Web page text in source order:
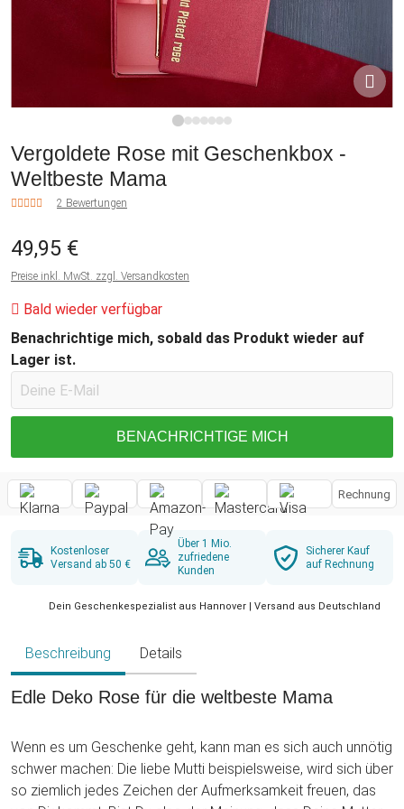
Vergoldete Rose mit Geschenkbox -
Weltbeste Mama
2 Bewertungen
49,95 €
Preise inkl. MwSt. zzgl. Versandkosten
Bald wieder verfügbar
Benachrichtige mich, sobald das Produkt wieder auf
Lager ist.
BENACHRICHTIGE MICH
Rechnung
Kostenloser
Versand ab 50 €
Über 1 Mio.
zufriedene
Kunden
Sicherer Kauf
auf Rechnung
Dein Geschenkespezialist aus Hannover | Versand aus Deutschland
Beschreibung Details
Edle Deko Rose für die weltbeste Mama
Wenn es um Geschenke geht, kann man es sich auch unnötig
schwer machen: Die liebe Mutti beispielsweise, wird sich über
so ziemlich jedes Zeichen der Aufmerksamkeit freuen, das